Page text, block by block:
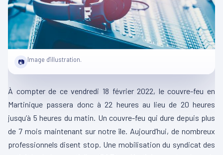
📷 Image d'illustration.
À compter de ce vendredi 18 février 2022, le couvre-feu en
Martinique passera donc à 22 heures au lieu de 20 heures
jusqu’à 5 heures du matin. Un couvre-feu qui dure depuis plus
de 7 mois maintenant sur notre île. Aujourd’hui, de nombreux
professionnels disent stop. Une mobilisation du syndicat des